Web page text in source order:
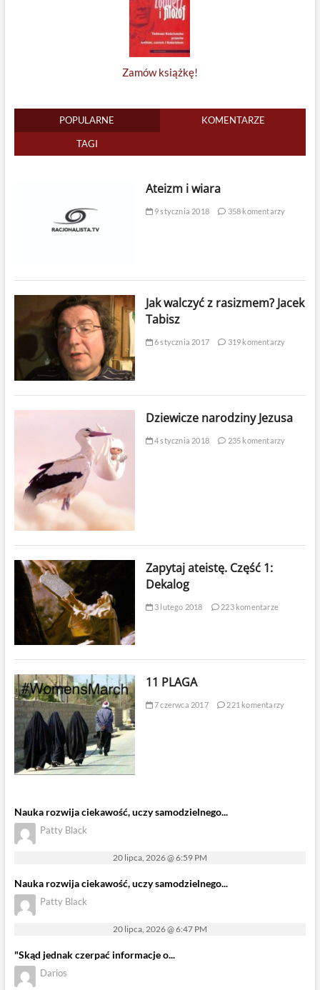
Zamów książkę!
POPULARNE KOMENTARZE
TAGI
Ateizm i wiara
9 stycznia 2018 358 komentarzy
Jak walczyć z rasizmem? Jacek
Tabisz
6 stycznia 2017 319 komentarzy
Dziewicze narodziny Jezusa
4 stycznia 2018 235 komentarzy
Zapytaj ateistę. Część 1:
Dekalog
3 lutego 2018 223 komentarze
11 PLAGA
7 czerwca 2017 221 komentarzy
Nauka rozwija ciekawość, uczy samodzielnego...
Patty Black
20 lipca, 2026 @ 6:59 PM
Nauka rozwija ciekawość, uczy samodzielnego...
Patty Black
20 lipca, 2026 @ 6:47 PM
"Skąd jednak czerpać informacje o...
Darios